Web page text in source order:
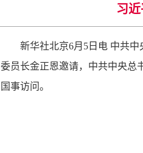
习
新华社北京6月5日电 中共
委员长金正恩邀请，中共中央总
国事访问。